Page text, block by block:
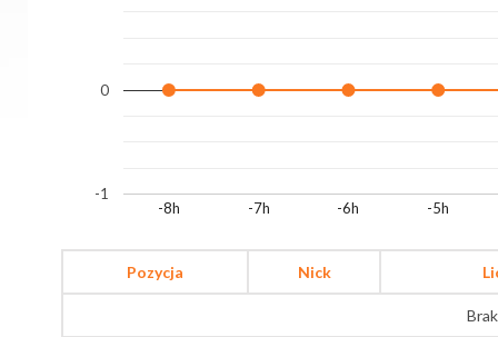
-8h -7h -6h -5h
-1
0
Pozycja Nick